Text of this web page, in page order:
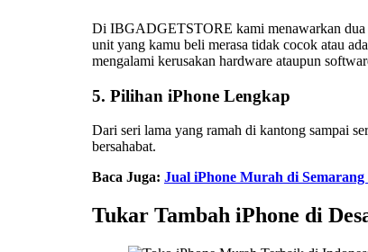
Di IBGADGETSTORE kami menawarkan dua
unit yang kamu beli merasa tidak cocok atau
mengalami kerusakan hardware ataupun
5. Pilihan iPhone Lengkap
Dari seri lama yang ramah di kantong sampai
bersahabat.
Baca Juga: Jual iPhone Murah di
Tukar Tambah iPhone di